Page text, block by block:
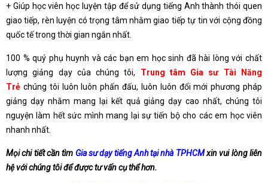
+ Giúp học viên học luyện tập để sử dụng tiếng Anh thành thói quen
giao tiếp, rèn luyện có trọng tâm nhằm giao tiếp tự tin với cộng đồng
quốc tế trong thời gian ngắn nhất.
100 % quý phụ huynh và các bạn em học sinh đã hài lòng với chất
lượng giảng dạy của chúng tôi, Trung tâm Gia sư Tài Năng
Trẻ chúng tôi luôn luôn phấn đấu, luôn luôn đổi mới phương pháp
giảng dạy nhằm mang lại kết quả giảng dạy cao nhất, chúng tôi
nguyện làm hết sức mình mang lại sự tiến bộ cho các em học viên
nhanh nhất.
Mọi chi tiết cần tìm Gia sư dạy tiếng Anh tại nhà TPHCMxin vui lòng liên
hệ với chúng tôi để được tư vấn cụ thể hơn.